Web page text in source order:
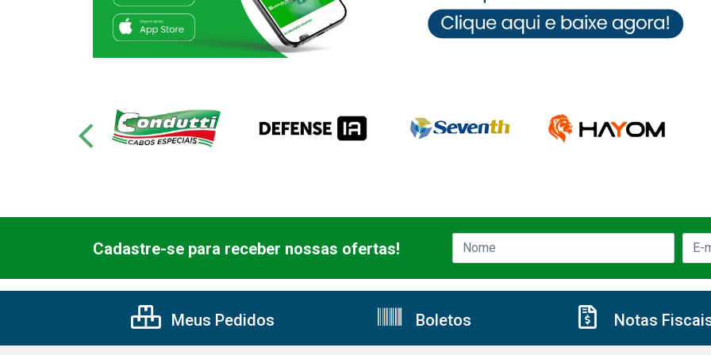
Cadastre-se para receber nossas ofertas!
Meus Pedidos Boletos Notas